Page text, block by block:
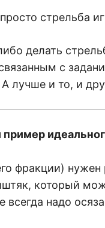
стрельба
делать
с
лучше и то, и
фракции)
который
всегда надо